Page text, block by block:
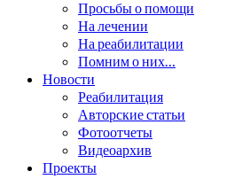
Просьбы о помощи
На лечении
На реабилитации
Помним о них…
Новости
Реабилитация
Авторские статьи
Фотоотчеты
Видеоархив
Проекты